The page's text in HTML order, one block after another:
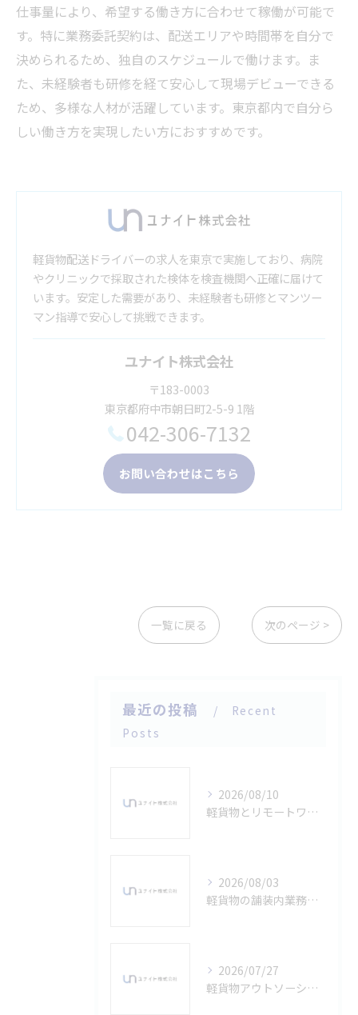
仕事量により、希望する働き方に合わせて稼働が可能で
す。特に業務委託契約は、配送エリアや時間帯を自分で
決められるため、独自のスケジュールで働けます。ま
た、未経験者も研修を経て安心して現場デビューできる
ため、多様な人材が活躍しています。東京都内で自分ら
しい働き方を実現したい方におすすめです。
軽貨物配送ドライバーの求人を東京で実施しており、病院
やクリニックで採取された検体を検査機関へ正確に届けて
います。安定した需要があり、未経験者も研修とマンツー
マン指導で安心して挑戦できます。
ユナイト株式会社
〒183-0003
東京都府中市朝日町2-5-9 1階
042-306-7132
お問い合わせはこちら
一覧に戻る 次のページ >
最近の投稿
Recent
Posts
2026/08/10
軽貨物とリモートワークを両立する新しい働き方のコツと実例紹介
2026/08/03
軽貨物の舗装内業務を東京都東大和市で始めるための仕事内容と未経験者の始め方ガイド
2026/07/27
軽貨物アウトソーシングで月収30万円を安定達成するためのリスク回避術と案件獲得の実用戦略